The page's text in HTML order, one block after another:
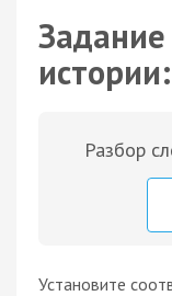
Разбор
Установите